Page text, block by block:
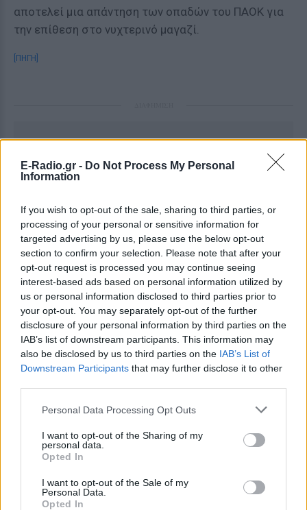
E-Radio.gr - Do Not Process My Personal
Information
If you wish to opt-out of the sale, sharing to third parties, or
processing of your personal or sensitive information for
targeted advertising by us, please use the below opt-out
section to confirm your selection. Please note that after your
opt-out request is processed you may continue seeing
interest-based ads based on personal information utilized by
us or personal information disclosed to third parties prior to
your opt-out. You may separately opt-out of the further
disclosure of your personal information by third parties on the
IAB’s list of downstream participants. This information may
also be disclosed by us to third parties on the IAB’s List of
Downstream Participants that may further disclose it to other
Personal Data Processing Opt Outs
I want to opt-out of the Sharing of my
personal data.
Opted In
I want to opt-out of the Sale of my
Personal Data.
Opted In
αποτελεί μια απάντηση των οπαδών του ΠΑΟΚ για
την επίθεση στο νυχτερινό μαγαζί.
[ΠΗΓΗ]
Ακολουθήστε το E-Radio.gr στο
και μάθετε πρώτοιτα πιο hot νέα.
Για ακόμη περισσότερα
ειδήσεων του E-Daily.gr